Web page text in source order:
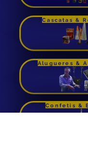
Cascatas &
Alugueres &
Confetis &